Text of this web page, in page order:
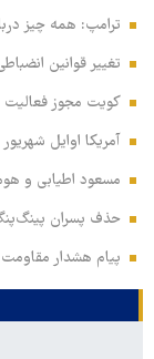
ترامپ: همه چیز
تغییر قوانین
کویت مجوز فعالیت
آمریکا اوایل
مسعود اطیابی و
حذف پسران
پیام هشدار